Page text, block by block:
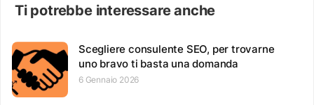
Ti potrebbe interessare anche
Scegliere consulente SEO, per trovarne
uno bravo ti basta una domanda
6 Gennaio 2026